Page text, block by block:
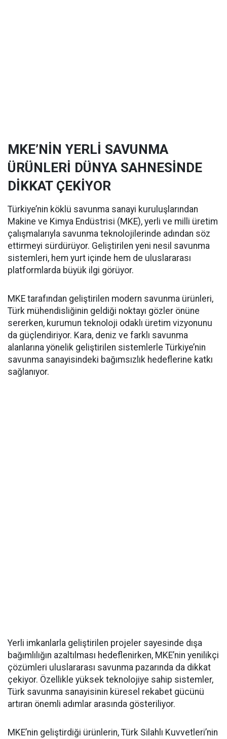
MKE’NİN YERLİ SAVUNMA
ÜRÜNLERİ DÜNYA SAHNESİNDE
DİKKAT ÇEKİYOR
Türkiye’nin köklü savunma sanayi kuruluşlarından
Makine ve Kimya Endüstrisi (MKE), yerli ve milli üretim
çalışmalarıyla savunma teknolojilerinde adından söz
ettirmeyi sürdürüyor. Geliştirilen yeni nesil savunma
sistemleri, hem yurt içinde hem de uluslararası
platformlarda büyük ilgi görüyor.
MKE tarafından geliştirilen modern savunma ürünleri,
Türk mühendisliğinin geldiği noktayı gözler önüne
sererken, kurumun teknoloji odaklı üretim vizyonunu
da güçlendiriyor. Kara, deniz ve farklı savunma
alanlarına yönelik geliştirilen sistemlerle Türkiye’nin
savunma sanayisindeki bağımsızlık hedeflerine katkı
sağlanıyor.
Yerli imkanlarla geliştirilen projeler sayesinde dışa
bağımlılığın azaltılması hedeflenirken, MKE’nin yenilikçi
çözümleri uluslararası savunma pazarında da dikkat
çekiyor. Özellikle yüksek teknolojiye sahip sistemler,
Türk savunma sanayisinin küresel rekabet gücünü
artıran önemli adımlar arasında gösteriliyor.
MKE’nin geliştirdiği ürünlerin, Türk Silahlı Kuvvetleri’nin